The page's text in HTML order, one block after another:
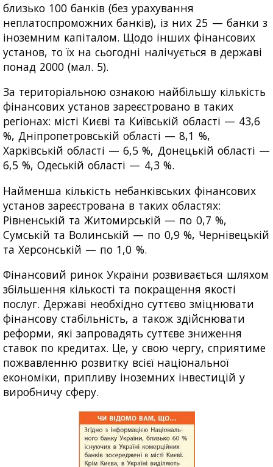
близько 100 банків (без урахування
неплатоспроможних банків), із них 25 — банки з
іноземним капіталом. Щодо інших фінансових
установ, то їх на сьогодні налічується в державі
понад 2000 (мал. 5).
За територіальною ознакою найбільшу кількість
фінансових установ зареєстровано в таких
регіонах: місті Києві та Київській області — 43,6
%, Дніпропетровській області — 8,1 %,
Харківській області — 6,5 %, Донецькій області —
6,5 %, Одеській області — 4,3 %.
Найменша кількість небанківських фінансових
установ зареєстрована в таких областях:
Рівненській та Житомирській — по 0,7 %,
Сумській та Волинській — по 0,9 %, Чернівецькій
та Херсонській — по 1,0 %.
Фінансовий ринок України розвивається шляхом
збільшення кількості та покращення якості
послуг. Державі необхідно суттєво зміцнювати
фінансову стабільність, а також здійснювати
реформи, які запровадять суттєве зниження
ставок по кредитах. Це, у свою чергу, сприятиме
пожвавленню розвитку всієї національної
економіки, припливу іноземних інвестицій у
виробничу сферу.